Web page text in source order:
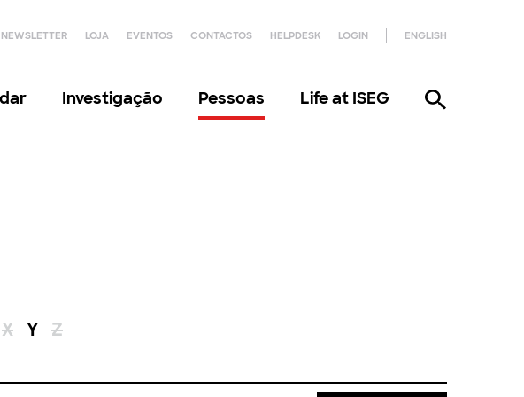
NEWSLETTER LOJA EVENTOS CONTACTOS HELPDESK LOGIN ENGLISH
Investigação Pessoas Life at ISEG
X Y Z